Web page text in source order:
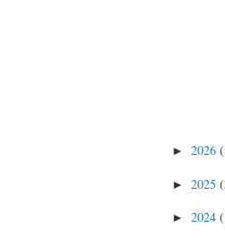
►2026
►2025
►2024